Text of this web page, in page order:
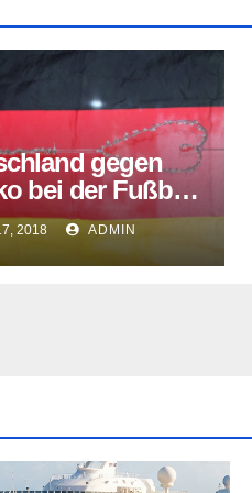
gegen
bei der Fußball
Aufstellung,
& mehr
2018 ADMIN